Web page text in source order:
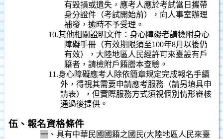
有毀損或遺失，應考人應於考試當日攜帶
身分證件（考試開始前），向人事室辦理
補發，逾時不予受理。
10.其他相關證明文件：身心障礙者請檢附身心
障礙手冊（有效期限須至100年8月以後仍
有效），大陸地區人民經許可來臺設有戶
籍者，請檢附戶籍謄本查驗。
11.身心障礙應考人除依簡章規定完成報名手續
外，得視其需要申請應考服務（請另填具申
請表），但實際服務方式須視個別情形審核
通過後提供。
伍、報名資格條件
一 、具有中華民國國籍之國民(大陸地區人民來臺